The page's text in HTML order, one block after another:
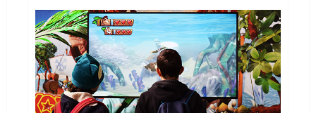
Marvel
Comics.
Hoy.
Ayer.
Siempre